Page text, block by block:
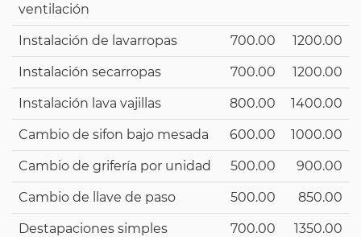
ventilación
Instalación de lavarropas 700.00 1200.00
Instalación secarropas 700.00 1200.00
Instalación lava vajillas 800.00 1400.00
Cambio de sifon bajo mesada 600.00 1000.00
Cambio de grifería por unidad 500.00 900.00
Cambio de llave de paso 500.00 850.00
Destapaciones simples 700.00 1350.00